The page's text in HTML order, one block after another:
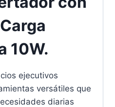
10W.
ejecutivos
versátiles que
diarias